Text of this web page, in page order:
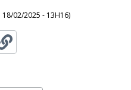
18/02/2025 - 13H16)